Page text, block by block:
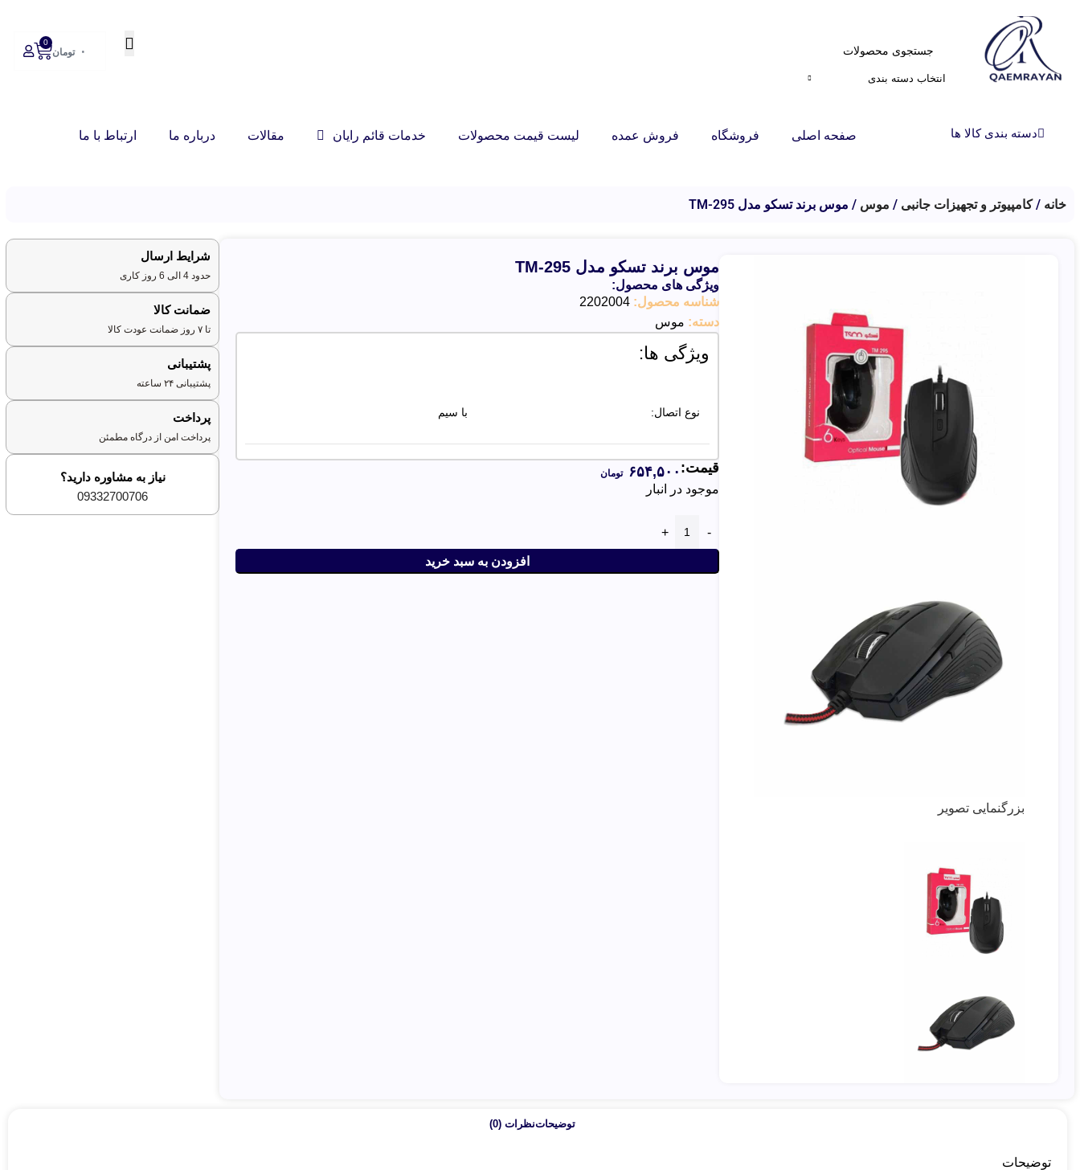
انتخاب دسته بندی
۰ تومان
0
دسته بندی کالا ها صفحه اصلی فروشگاه فروش عمده لیست قیمت محصولات خدمات قائم رایان مقالات درباره ما ارتباط با ما
خانه کامپیوتر و تجهیزات جانبی موس موس برند تسکو مدل TM-295
بزرگنمایی تصویر
موس برند تسکو مدل TM-295
ویژگی های محصول:
شناسه محصول: 2202004
دسته: موس
ویژگی ها:
نوع اتصال: با سیم
محدوده دقت موس:
سازگار با تمامی سیستم عامل ها
موجود در انبار
افزودن به سبد خرید
قیمت: ۶۵۴,۵۰۰ تومان
شرایط ارسال
حدود 4 الی 6 روز کاری
ضمانت کالا
تا ۷ روز ضمانت عودت کالا
پشتیبانی
پشتیبانی ۲۴ ساعته
پرداخت
پرداخت امن از درگاه مطمئن
نیاز به مشاوره دارید؟
09332700706
توضیحاتنظرات (0)
توضیحات